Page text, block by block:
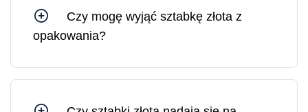
wybranej placówki pocztowej.
Czy mogę wyjąć sztabkę złota z
opakowania?
w takim przypadku opakowanie ochronne i
uszkodzonym opakowaniu sprzedawane jest po